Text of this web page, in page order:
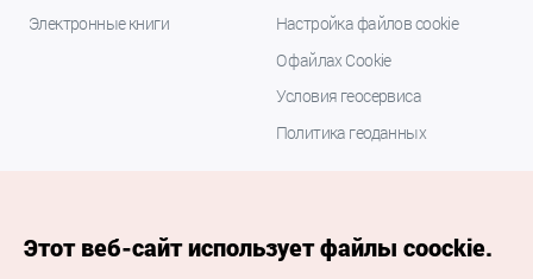
Электронные книги
Настройка файлов cookie
О файлах Cookie
Условия геосервиса
Политика геоданных
Этот веб-сайт использует файлы coockie.